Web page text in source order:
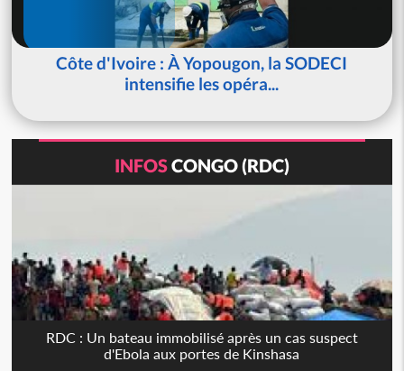
Côte d'Ivoire : À Yopougon, la SODECI
intensifie les opéra...
INFOSCONGO (RDC)
RDC : Un bateau immobilisé après un cas suspect
d'Ebola aux portes de Kinshasa